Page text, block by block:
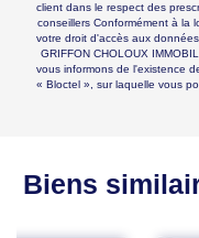
client dans le respect des
conseillers Conformément à la
votre droit d'accès aux
GRIFFON CHOLOUX
vous informons de l'existence
« Bloctel », sur laquelle vous
Biens